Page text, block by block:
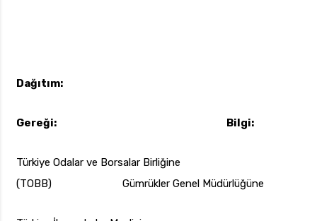
Dağıtım:
Gereği: Bilgi:
Türkiye Odalar ve Borsalar Birliğine
(TOBB) Gümrükler Genel Müdürlüğüne